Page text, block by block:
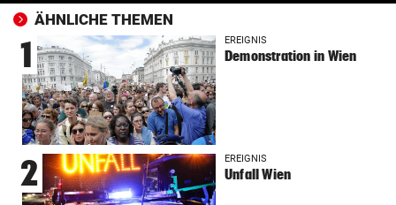
ÄHNLICHE THEMEN
1 EREIGNIS
Demonstration in Wien
2 EREIGNIS
Unfall Wien